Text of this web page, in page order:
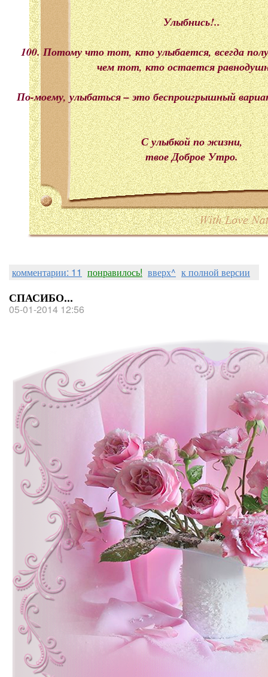
Улыбнись!..
100. Потому что тот, кто улыбается, всегда
чем тот, кто остается
По-моему, улыбаться – это беспроигрышный
С улыбкой по жизни,
твое Доброе Утро.
комментарии: 11 понравилось! вверх^ к полной версии
СПАСИБО...
05-01-2014 12:56